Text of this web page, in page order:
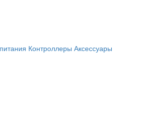
Контроллеры Аксессуары